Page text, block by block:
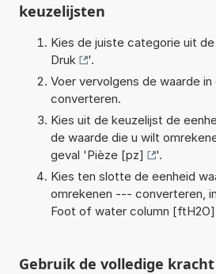
keuzelijsten
Kies de juiste categorie uit
Druk
'.
Voer vervolgens de waarde
converteren.
Kies uit de keuzelijst de
de waarde die u wilt
geval 'Pièze [pz]
'.
Kies ten slotte de eenheid
omrekenen --- converteren,
Foot of water column [ftH2O]
Gebruik de volledige